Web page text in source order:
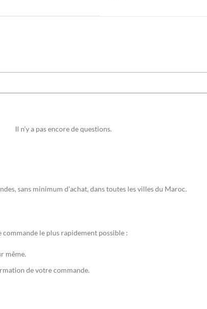
Il n’y a pas encore de questions.
sans minimum d'achat, dans toutes les villes du Maroc.
le plus rapidement possible :
même.
de votre commande.